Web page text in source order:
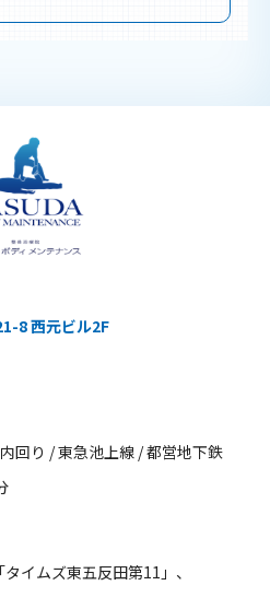
8 西元ビル2F
回り / 東急池上線 / 都営地下鉄
イムズ東五反田第11」、